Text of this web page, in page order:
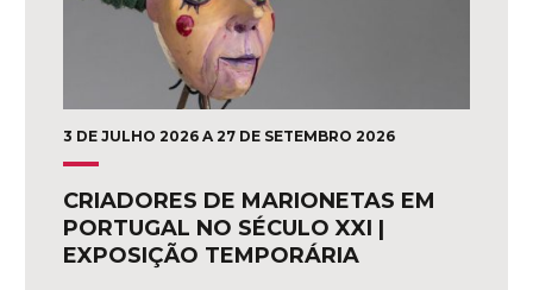
3 DE JULHO 2026 A 27 DE SETEMBRO 2026
CRIADORES DE MARIONETAS EM
PORTUGAL NO SÉCULO XXI |
EXPOSIÇÃO TEMPORÁRIA